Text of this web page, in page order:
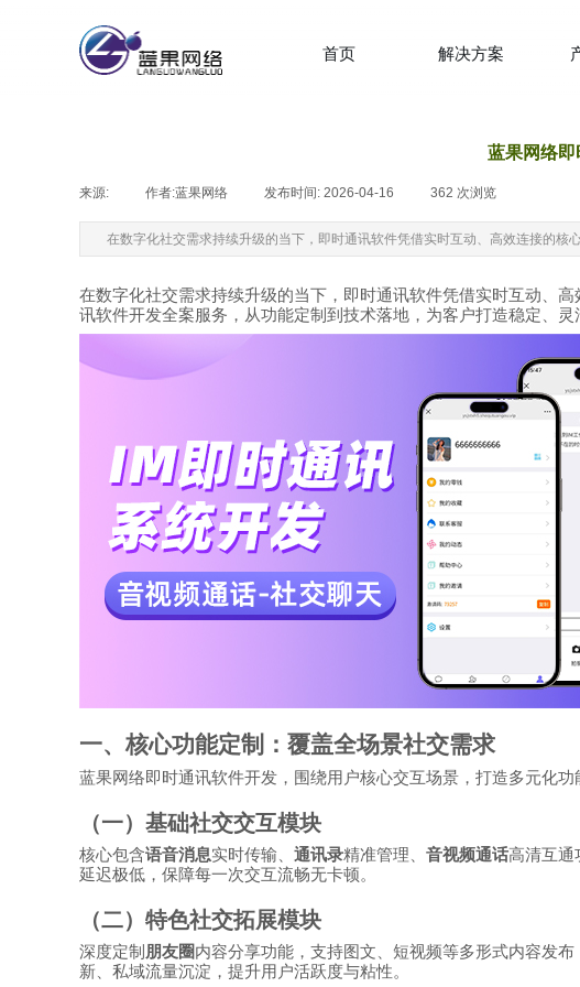
首页 解决方案
蓝果网络
来源: 作者:蓝果网络 发布时间: 2026-04-16 362 次浏览
在数字化社交需求持续升级的当下，即时通讯软件凭借实时互动、高效连接的核
在数字化社交需求持续升级的当下，即时通讯软件凭借实时互动、
讯软件开发全案服务，从功能定制到技术落地，为客户打造稳定、
一、核心功能定制：覆盖全场景社交需求
蓝果网络即时通讯软件开发，围绕用户核心交互场景，打造多元化
（一）基础社交交互模块
核心包含语音消息实时传输、 通讯录精准管理、 音视频通话高清互通
延迟极低，保障每一次交互流畅无卡顿。
（二）特色社交拓展模块
深度定制 朋友圈内容分享功能，支持图文、短视频等多形式内容发
新、私域流量沉淀，提升用户活跃度与粘性。